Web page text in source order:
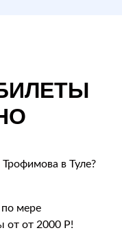
в Туле?
по мере
от от 2000 Р!